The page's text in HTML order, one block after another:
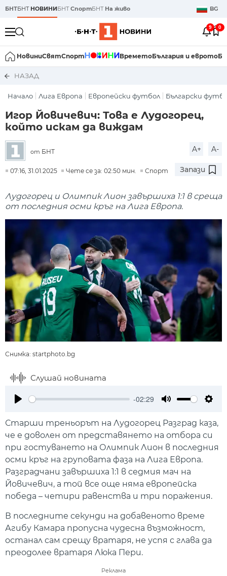
БНТБНТ НОВИНИБНТСпортБНТ На живо BG
9 0
НовиниСвятСпорт ВреметоБългария и еврото
НАЗАД
Начало Лига Европа Европейски футбол Български
Игор Йовичевич: Това е Лудогорец,
който искам да виждам
от БНТ A+ A-
07:16, 31.01.2025 Чете се за: 02:50 мин. Спорт Запази
Лудогорец и Олимпик Лион завършиха 1:1 в среща
от последния осми кръг на Лига Европа.
Снимка: startphoto.bg
Слушай новината
-02:29
Старши треньорът на Лудогорец Разград каза,
че е доволен от представянето на отбора си
при гостуването на Олимпик Лион в последния
осми кръг на груповата фаза на Лига Европа.
Разградчани завършиха 1:1 в седмия мач на
Йовичевич, а той все още няма европейска
победа – четири равенства и три поражения.
В последните секунди на добавеното време
Агибу Камара пропусна чудесна възможност,
останал сам срещу вратаря, не успя с глава да
преодолее вратаря Люка Пери.
Реклама